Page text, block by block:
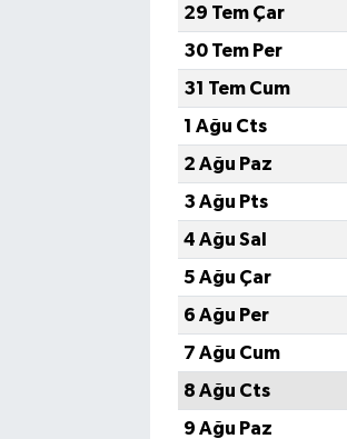
29 Tem Çar
30 Tem Per
31 Tem Cum
1 Ağu Cts
2 Ağu Paz
3 Ağu Pts
4 Ağu Sal
5 Ağu Çar
6 Ağu Per
7 Ağu Cum
8 Ağu Cts
9 Ağu Paz